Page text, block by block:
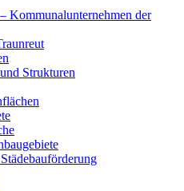
Kommunalunternehmen der
Strukturen